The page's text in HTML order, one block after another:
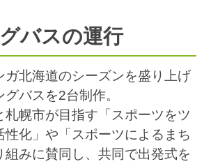
バスの運行
ガ北海道のシーズンを盛り上げ
バスを2台制作。
札幌市が目指す「スポーツをツ
性化」や「スポーツによるまち
組みに賛同し、共同で出発式を